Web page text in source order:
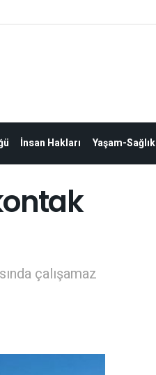
İnsan Hakları Yaşam-Sağlık
çalışamaz